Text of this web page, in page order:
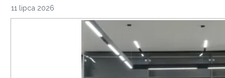
11 lipca 2026